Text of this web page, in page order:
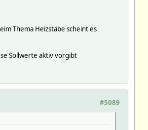
Thema Heizstäbe scheint es
Sollwerte aktiv vorgibt
#5089